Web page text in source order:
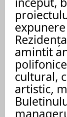
amintit
cultural,
artistic,